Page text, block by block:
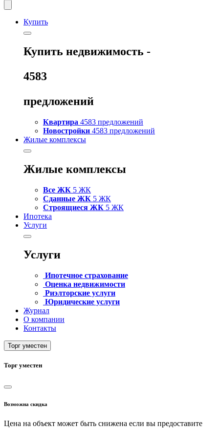
Купить
Купить недвижимость -
4583
предложений
Квартира 4583 предложений
Новостройки 4583 предложений
Жилые комплексы
Жилые комплексы
Все ЖК 5 ЖК
Сданные ЖК 5 ЖК
Строящиеся ЖК 5 ЖК
Ипотека
Услуги
Услуги
Ипотечное страхование
Оценка недвижимости
Риэлторские услуги
Юридические услуги
Журнал
О компании
Контакты
Торг уместен
Торг уместен
Возможна скидка
Цена на объект может быть снижена если вы предоставите